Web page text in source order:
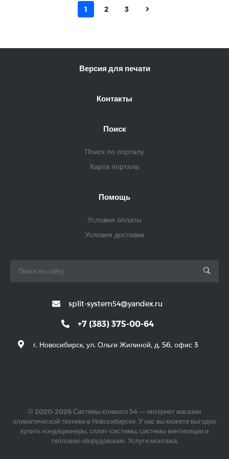
1 2 3
Версия для печати
Контакты
Поиск
Поиск по порталу
Карта портала
Помощь
Условия оплаты
Условия доставки
split-system54@yandex.ru
+7 (383) 375-00-64
г. Новосибирск, ул. Ольги Жилиной, д. 56, офис 3
© 2020-2026 Системы климата 54 — интернет магазин
климатической техники в Новосибирске. У нас вы можете выгодно
купить кондиционеры, сплит-системы, системы вентиляции и
тепловое оборудование. Услуги монтажа.